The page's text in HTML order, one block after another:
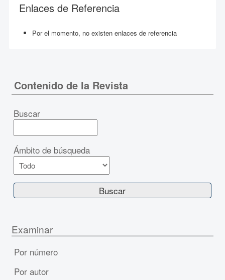
Enlaces de Referencia
Por el momento, no existen enlaces de referencia
Contenido de la Revista
Buscar
Ámbito de búsqueda
Examinar
Por número
Por autor